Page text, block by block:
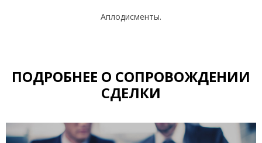
Аплодисменты.
ПОДРОБНЕЕ О СОПРОВОЖДЕНИИ
СДЕЛКИ